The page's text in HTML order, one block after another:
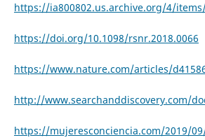
https://ia800802.us.archive.org/4/
https://doi.org/10.1098/rsnr.2018.0066
https://www.nature.com/articles/
http://www.searchanddiscovery.com/
https://mujeresconciencia.com/2019/